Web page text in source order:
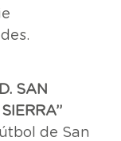
SAN
de San